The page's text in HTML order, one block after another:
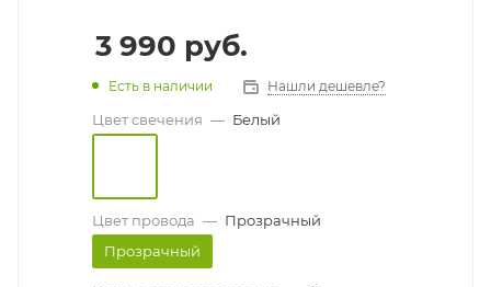
3 990 руб.
Есть в наличии Нашли дешевле?
Цвет свечения — Белый
Цвет провода — Прозрачный
Прозрачный